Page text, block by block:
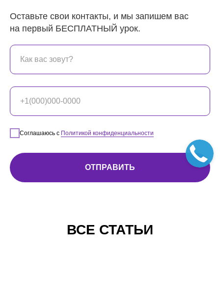
Оставьте свои контакты, и мы запишем вас
на первый БЕСПЛАТНЫЙ урок.
Соглашаюсь с Политикой конфиденциальности
ОТПРАВИТЬ
ВСЕ СТАТЬИ